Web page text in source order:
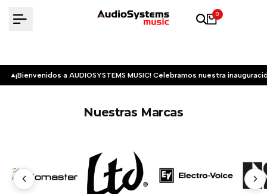
0
¡Bienvenidos a AUDIOSYSTEMS MUSIC! Celebramos nuestra
Nuestras Marcas